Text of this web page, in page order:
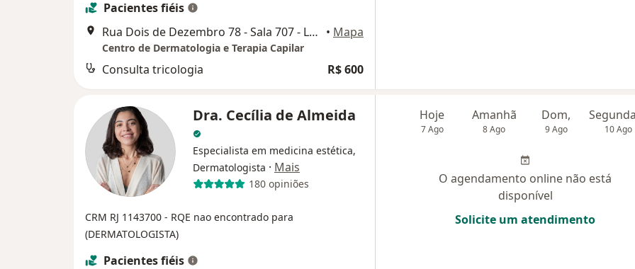
Pacientes fiéis
Rua Dois de Dezembro 78 - Sala 707 - Largo do Machado, Rio de Janeiro • Mapa
Centro de Dermatologia e Terapia Capilar
Consulta tricologia R$ 600
Dra. Cecília de Almeida
Especialista em medicina estética,
Dermatologista · Mais
180 opiniões
CRM RJ 1143700 - RQE nao encontrado para
(DERMATOLOGISTA)
Pacientes fiéis
Hoje
7 Ago
Amanhã
8 Ago
Dom,
9 Ago 10 Ago
O agendamento online não está
disponível
Solicite um atendimento